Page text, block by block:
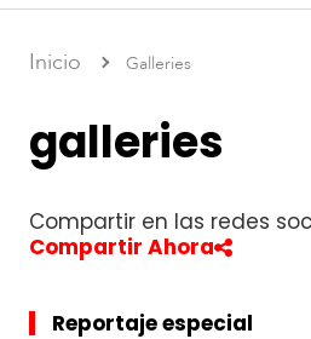
Inicio Galleries
galleries
Compartir en las redes
Compartir Ahora
Reportaje especial